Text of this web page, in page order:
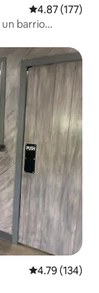
Calificación
4.87 (177)
barrio
Calificación
4.79 (134)